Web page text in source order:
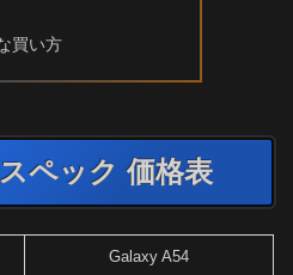
買い方
ペック 価格表
Galaxy A54